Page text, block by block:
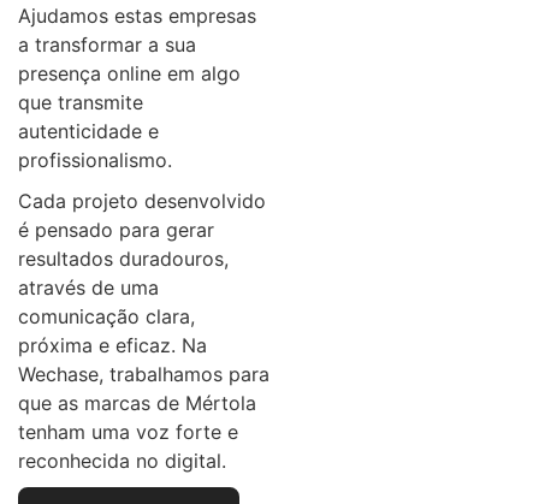
Ajudamos estas empresas
a transformar a sua
presença online em algo
que transmite
autenticidade e
profissionalismo.
Cada projeto desenvolvido
é pensado para gerar
resultados duradouros,
através de uma
comunicação clara,
próxima e eficaz. Na
Wechase, trabalhamos para
que as marcas de Mértola
tenham uma voz forte e
reconhecida no digital.